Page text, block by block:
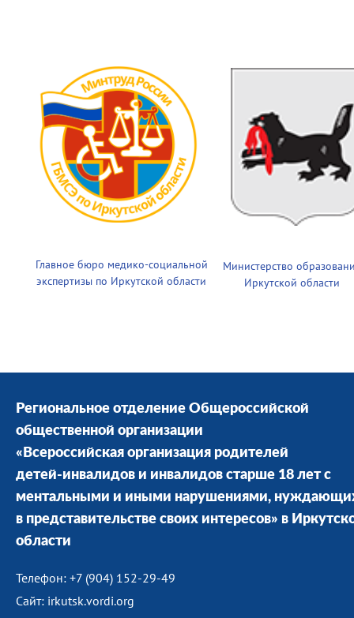
Главное бюро медико-социальной
экспертизы по Иркутской области
Министерство
Иркутской области
Региональное отделение Общероссийской
общественной организации
«Всероссийская организация родителей
детей-инвалидов и инвалидов старше 18 лет с
ментальными и иными нарушениями,
в представительстве своих интересов» в
области
Телефон: +7 (904) 152-29-49
Сайт: irkutsk.vordi.org